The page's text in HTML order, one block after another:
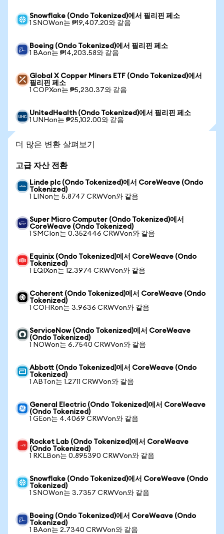
Snowflake (Ondo Tokenized)에서 필리핀 페소
1 SNOWon는 ₱19,407.20와 같음
Boeing (Ondo Tokenized)에서 필리핀 페소
1 BAon는 ₱14,203.58와 같음
Global X Copper Miners ETF (Ondo Tokenized)에서
필리핀 페소
1 COPXon는 ₱5,230.37와 같음
UnitedHealth (Ondo Tokenized)에서 필리핀 페소
1 UNHon는 ₱25,102.00와 같음
더 많은 변환 살펴보기
고급 자산 전환
Linde plc (Ondo Tokenized)에서 CoreWeave (Ondo
Tokenized)
1 LINon는 5.8747 CRWVon와 같음
Super Micro Computer (Ondo Tokenized)에서
CoreWeave (Ondo Tokenized)
1 SMCIon는 0.352446 CRWVon와 같음
Equinix (Ondo Tokenized)에서 CoreWeave (Ondo
Tokenized)
1 EQIXon는 12.3974 CRWVon와 같음
Coherent (Ondo Tokenized)에서 CoreWeave (Ondo
Tokenized)
1 COHRon는 3.9636 CRWVon와 같음
ServiceNow (Ondo Tokenized)에서 CoreWeave
(Ondo Tokenized)
1 NOWon는 6.7540 CRWVon와 같음
Abbott (Ondo Tokenized)에서 CoreWeave (Ondo
Tokenized)
1 ABTon는 1.2711 CRWVon와 같음
General Electric (Ondo Tokenized)에서 CoreWeave
(Ondo Tokenized)
1 GEon는 4.4069 CRWVon와 같음
Rocket Lab (Ondo Tokenized)에서 CoreWeave
(Ondo Tokenized)
1 RKLBon는 0.895390 CRWVon와 같음
Snowflake (Ondo Tokenized)에서 CoreWeave (Ondo
Tokenized)
1 SNOWon는 3.7357 CRWVon와 같음
Boeing (Ondo Tokenized)에서 CoreWeave (Ondo
Tokenized)
1 BAon는 2.7340 CRWVon와 같음